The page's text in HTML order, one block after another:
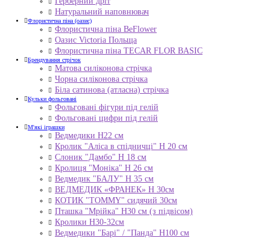
Натуральний наповнювач
Флористична піна (оазис)
Флористична піна BeFlower
Оазис Victoria Польща
Флористична піна TECAR FLOR BASIC
Брендування стрічок
Матова силіконова стрічка
Чорна силіконова стрічка
Біла сатинова (атласна) стрічка
Кульки фольговані
Фольговані фігури під гелій
Фольговані цифри під гелій
М'які іграшки
Ведмедики H22 см
Кролик "Аліса в спідничці" Н 20 см
Слоник "Дамбо" Н 18 см
Кролиця "Моніка" Н 26 см
Ведмедик "БАЛУ" Н 35 см
ВЕДМЕДИК «ФРАНЕК» H 30см
КОТИК "ТОMMY" сидячий 30см
Пташка "Мрійка" Н30 см (з підвісом)
Кролики Н30-32см
Ведмедики "Барі" / "Панда" Н100 см